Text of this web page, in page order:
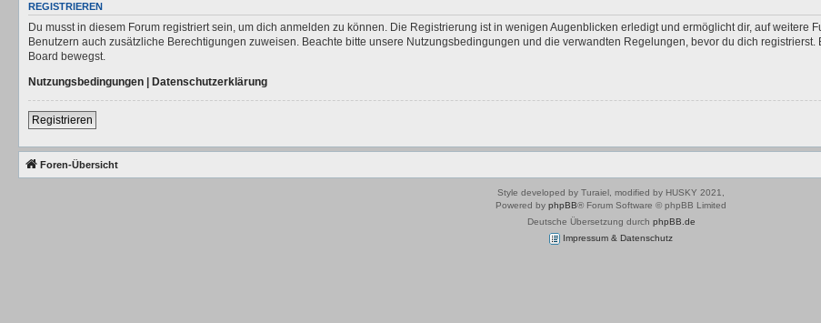
REGISTRIEREN
Du musst in diesem Forum registriert sein, um dich anmelden zu können. Die Registrierung ist in wenigen Augenblicken erledigt und ermöglicht dir, auf weitere
Benutzern auch zusätzliche Berechtigungen zuweisen. Beachte bitte unsere Nutzungsbedingungen und die verwandten Regelungen, bevor du dich
Board bewegst.
Nutzungsbedingungen
Datenschutzerklärung
Registrieren
Foren-Übersicht
Style developed by Turaiel, modified by HUSKY 2021,
Powered by phpBB® Forum Software © phpBB Limited
Deutsche Übersetzung durch phpBB.de
Impressum & Datenschutz